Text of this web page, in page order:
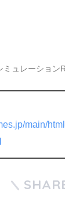
ミュレーション
main/